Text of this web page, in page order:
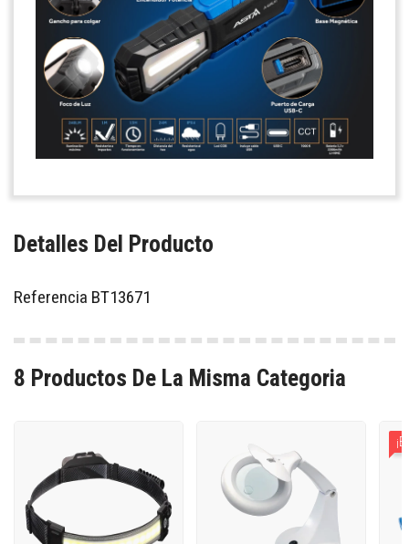
Detalles Del Producto
Referencia BT13671
8 Productos De La Misma Categoria